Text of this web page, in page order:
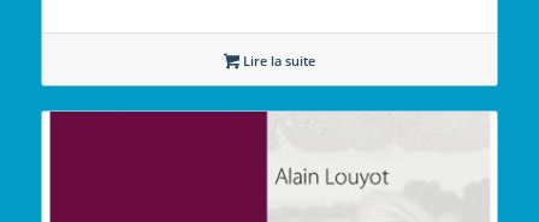
Lire la suite